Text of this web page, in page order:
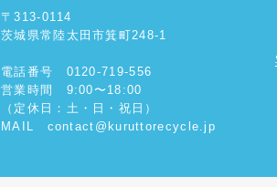
〒313-0114
茨城県常陸太田市箕町248-1
電話番号 0120-719-556
営業時間 9:00〜18:00
（定休日：土・日・祝日）
MAIL contact@kuruttorecycle.jp